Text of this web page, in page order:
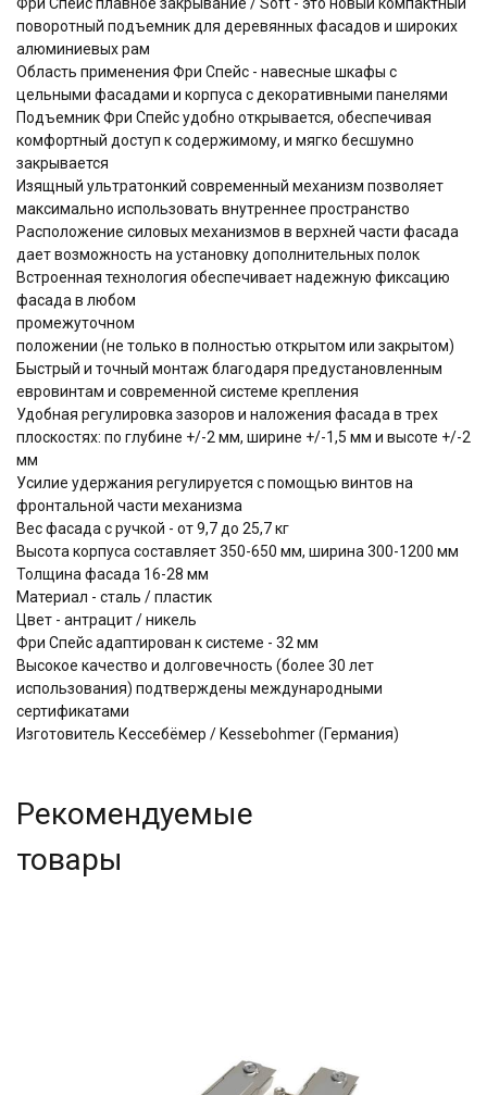
поворотный подъемник для деревянных фасадов и широких
алюминиевых рам
Область применения Фри Спейс - навесные шкафы с
цельными фасадами и корпуса с декоративными панелями
Подъемник Фри Спейс удобно открывается, обеспечивая
комфортный доступ к содержимому, и мягко бесшумно
закрывается
Изящный ультратонкий cовременный механизм позволяет
максимально использовать внутреннее пространство
Расположение силовых механизмов в верхней части фасада
дает возможность на установку дополнительных полок
Встроенная технология обеспечивает надежную фиксацию
фасада в любом
промежуточном
положении (не только в полностью открытом или закрытом)
Быстрый и точный монтаж благодаря предустановленным
евровинтам и современной системе крепления
Удобная регулировка зазоров и наложения фасада в трех
плоскостях: по глубине +/-2 мм, ширине +/-1,5 мм и высоте +/-2
мм
Усилие удержания регулируется с помощью винтов на
фронтальной части механизма
Вес фасада с ручкой - от 9,7 до 25,7 кг
Высота корпуса составляет 350-650 мм, ширина 300-1200 мм
Толщина фасада 16-28 мм
Материал - сталь / пластик
Цвет - антрацит / никель
Фри Спейс адаптирован к системе - 32 мм
Высокое качество и долговечность (более 30 лет
использования) подтверждены международными
сертификатами
Изготовитель Кессебёмер / Kessebohmer (Германия)
Рекомендуемые
товары